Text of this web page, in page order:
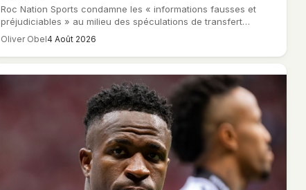
Roc Nation Sports condamne les « informations fausses et
préjudiciables » au milieu des spéculations de transfert…
Oliver Obel4 Août 2026